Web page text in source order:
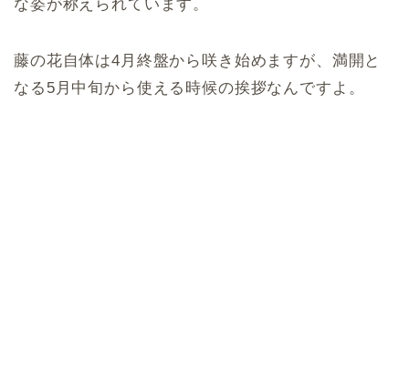
な姿が称えられています。
藤の花自体は4月終盤から咲き始めますが、満開と
なる5月中旬から使える時候の挨拶なんですよ。